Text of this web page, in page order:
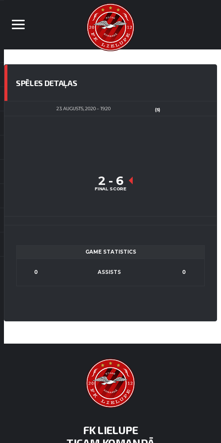
SPĒLES DETAĻAS
23. AUGUSTS, 2020 19:20 (5)
2 - 6
FINAL SCORE
GAME STATISTICS
0 ASSISTS 0
FK LIELUPE